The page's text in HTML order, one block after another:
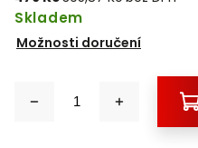
Skladem
Možnosti doručení